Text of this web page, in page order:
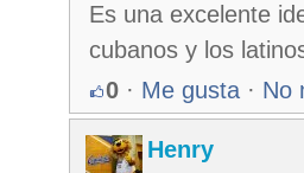
Es una excelente
cubanos y los
0 · Me gusta · No
Henry